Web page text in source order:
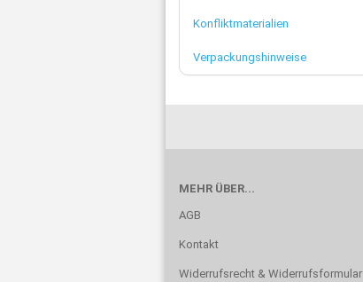
Konfliktmaterialien
Verpackungshinweise
MEHR ÜBER...
AGB
Kontakt
Widerrufsrecht & Widerrufsformular